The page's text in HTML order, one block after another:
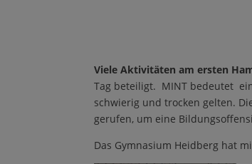
Viele Aktivitäten am ersten
Tag beteiligt. MINT bedeutet
schwierig und trocken gelten.
gerufen, um eine
Das Gymnasium Heidberg hat